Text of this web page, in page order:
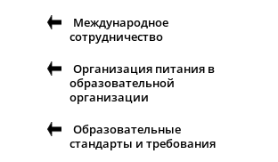
Международное
сотрудничество
Организация питания в
образовательной
организации
Образовательные
стандарты и требования